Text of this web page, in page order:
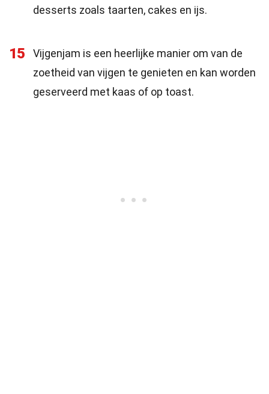
desserts zoals taarten, cakes en ijs.
15
Vijgenjam is een heerlijke manier om van de
zoetheid van vijgen te genieten en kan worden
geserveerd met kaas of op toast.